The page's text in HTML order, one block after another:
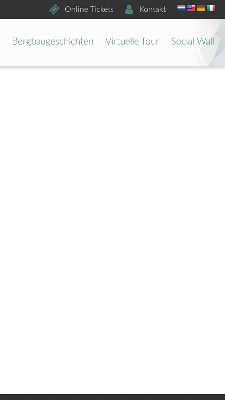
Online Tickets Kontakt
Bergbaugeschichten Virtuelle Tour Social Wall